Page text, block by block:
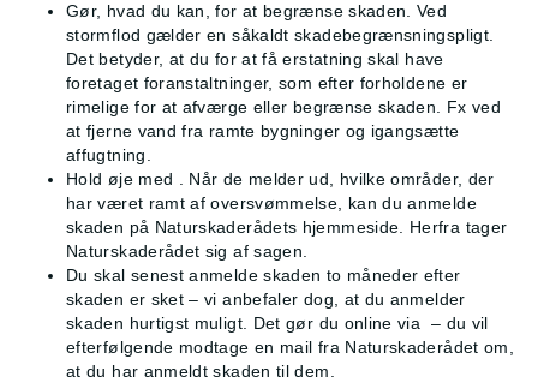
Gør, hvad du kan, for at begrænse skaden. Ved
stormflod gælder en såkaldt skadebegrænsningspligt.
Det betyder, at du for at få erstatning skal have
foretaget foranstaltninger, som efter forholdene er
rimelige for at afværge eller begrænse skaden. Fx ved
at fjerne vand fra ramte bygninger og igangsætte
affugtning.
Hold øje med . Når de melder ud, hvilke områder, der
har været ramt af oversvømmelse, kan du anmelde
skaden på Naturskaderådets hjemmeside. Herfra tager
Naturskaderådet sig af sagen.
Du skal senest anmelde skaden to måneder efter
skaden er sket – vi anbefaler dog, at du anmelder
skaden hurtigst muligt. Det gør du online via – du vil
efterfølgende modtage en mail fra Naturskaderådet om,
at du har anmeldt skaden til dem.